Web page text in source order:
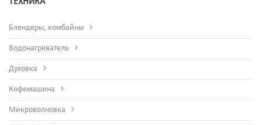
Блендеры, комбайны
Водонагреватель
Духовка
Кофемашина
Микроволновка